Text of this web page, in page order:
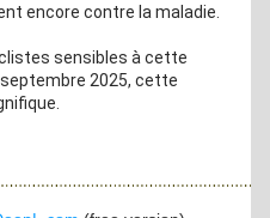
encore contre la maladie.
sensibles à cette
2025, cette